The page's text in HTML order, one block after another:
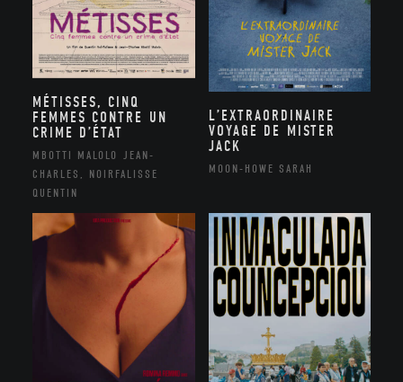
MÉTISSES, CINQ
FEMMES CONTRE UN
CRIME D’ÉTAT
MBOTTI MALOLO JEAN-
CHARLES, NOIRFALISSE
QUENTIN
L’EXTRAORDINAIRE
VOYAGE DE MISTER
JACK
MOON-HOWE SARAH